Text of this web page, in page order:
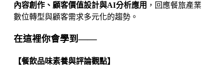
內容創作、顧客價值設計與AI分析應用 ，回應餐旅產業
數位轉型與顧客需求多元化的趨勢。
在這裡你會學到——
【餐飲品味素養與評論觀點】